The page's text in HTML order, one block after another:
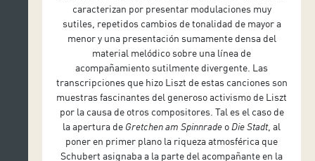
caracterizan por presentar modulaciones muy
sutiles, repetidos cambios de tonalidad de mayor a
menor y una presentación sumamente densa del
material melódico sobre una línea de
acompañamiento sutilmente divergente. Las
transcripciones que hizo Liszt de estas canciones son
muestras fascinantes del generoso activismo de Liszt
por la causa de otros compositores. Tal es el caso de
la apertura de Gretchen am Spinnrade o Die Stadt, al
poner en primer plano la riqueza atmosférica que
Schubert asignaba a la parte del acompañante en la